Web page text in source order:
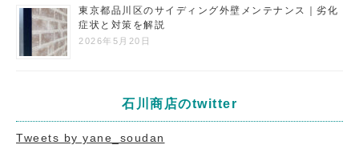
東京都品川区のサイディング外壁メンテナンス｜劣化
症状と対策を解説
2026年5月20日
石川商店のtwitter
Tweets by yane_soudan